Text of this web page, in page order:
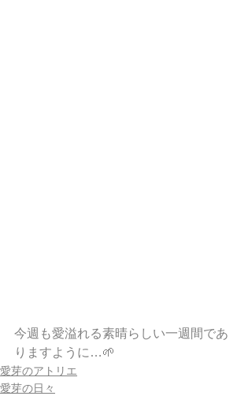
今週も愛溢れる素晴らしい一週間であ
りますように…🌱
愛芽のアトリエ
愛芽の日々